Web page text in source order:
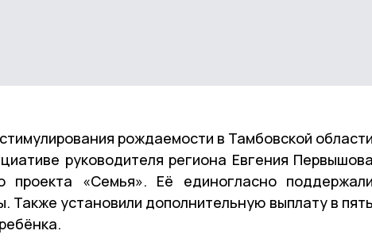
рождаемости в Тамбовской области
руководителя региона Евгения Первышова
проекта «Семья». Её единогласно поддержали
Также установили дополнительную выплату в пять